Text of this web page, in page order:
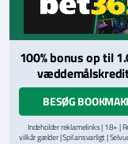
100% bonus op til
BESØG
Indeholder reklamelinks | 18+ |
vilkår gælder | Spil ansvarligt |